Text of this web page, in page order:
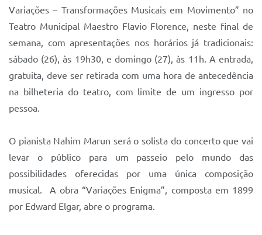
Portal da Educação
Quadra Fiscal
Sistema Colab
Variações – Transformações Musicais em Movimento” no
Teatro Municipal Maestro Flavio Florence, neste final de
semana, com apresentações nos horários já tradicionais:
sábado (26), às 19h30, e domingo (27), às 11h. A entrada,
gratuita, deve ser retirada com uma hora de antecedência
na bilheteria do teatro, com limite de um ingresso por
pessoa.
O pianista Nahim Marun será o solista do concerto que vai
levar o público para um passeio pelo mundo das
possibilidades oferecidas por uma única composição
musical. A obra “Variações Enigma”, composta em 1899
por Edward Elgar, abre o programa.